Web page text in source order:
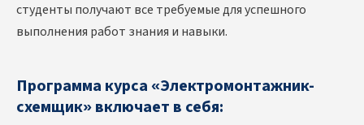
студенты получают все требуемые для успешного
выполнения работ знания и навыки.
Программа курса «Электромонтажник-
схемщик» включает в себя: